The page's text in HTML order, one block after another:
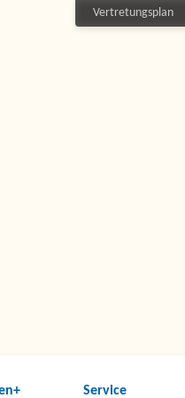
Vertretungsplan
Service